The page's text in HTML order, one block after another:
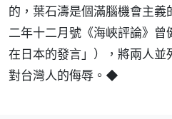
的，葉石濤是個滿腦機會主
二年十二月號《海峽評論》
在日本的發言」），將兩人並
對台灣人的侮辱。◆